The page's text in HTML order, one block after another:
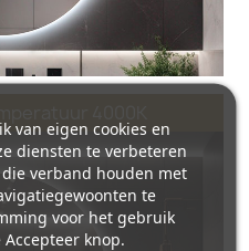
van eigen cookies en
diensten te verbeteren
verband houden met
te
voor het gebruik
knop.